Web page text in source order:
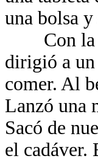
una bolsa
Con la
dirigió a un
comer. Al
Lanzó una
Sacó de
el cadáver.